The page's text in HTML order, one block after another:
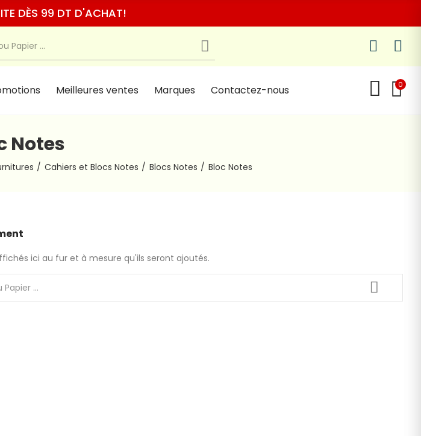
DÈS 99 DT D'ACHAT!
Meilleures ventes Marques Contactez-nous 0
Notes
Cahiers et Blocs Notes Blocs Notes Bloc Notes
ici au fur et à mesure qu'ils seront ajoutés.